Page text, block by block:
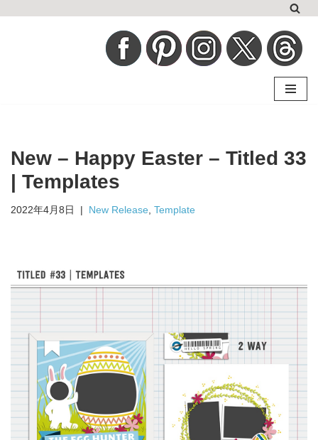
ス
キ
ッ
プ
New – Happy Easter – Titled 33
| Templates
2022年4月8日 New Release Template